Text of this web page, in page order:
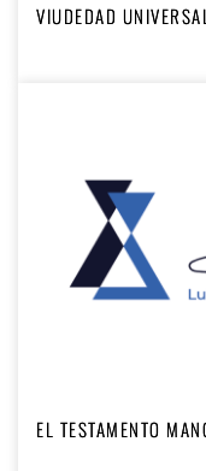
VIUDEDAD UNIVERSAL
EL TESTAMENTO